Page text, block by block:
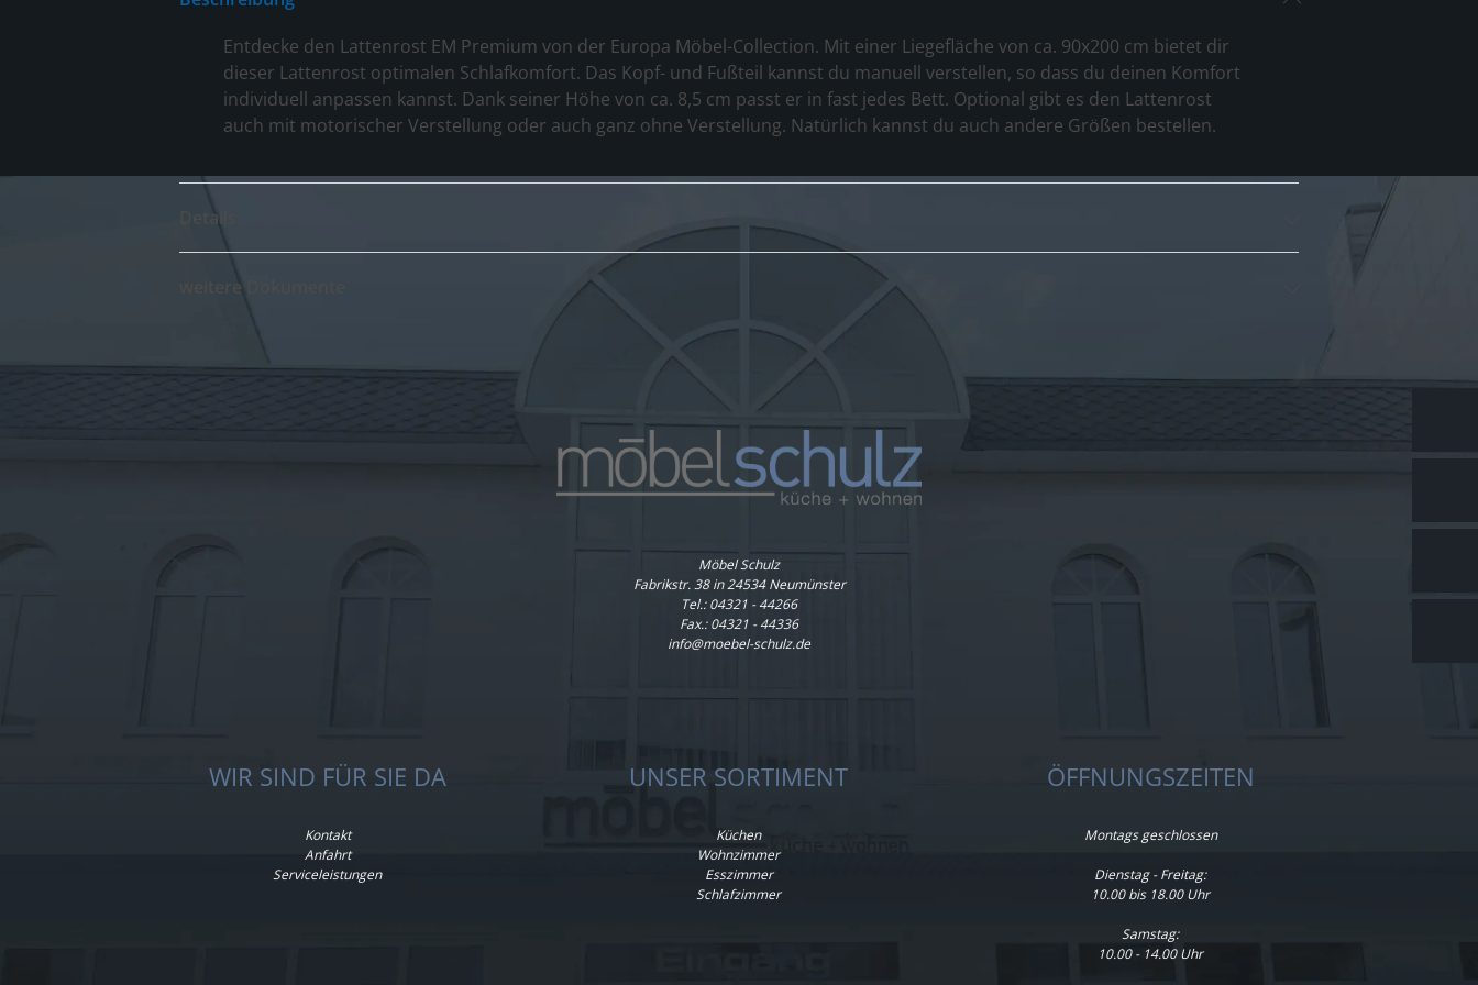
Entdecke den Lattenrost EM Premium von der Europa Möbel-Collection. Mit einer Liegefläche von ca. 90x200 cm bietet dir
dieser Lattenrost optimalen Schlafkomfort. Das Kopf- und Fußteil kannst du manuell verstellen, so dass du deinen Komfort
individuell anpassen kannst. Dank seiner Höhe von ca. 8,5 cm passt er in fast jedes Bett. Optional gibt es den Lattenrost
auch mit motorischer Verstellung oder auch ganz ohne Verstellung. Natürlich kannst du auch andere Größen bestellen.
Details
weitere Dokumente
Möbel Schulz
Fabrikstr. 38 in 24534 Neumünster
Tel.:04321 - 44266
Fax.: 04321 - 44336
info@moebel-schulz.de
WIR SIND FÜR SIE DA
Kontakt
Anfahrt
Serviceleistungen
UNSER SORTIMENT
Küchen
Wohnzimmer
Esszimmer
Schlafzimmer
ÖFFNUNGSZEITEN
Montags geschlossen
Dienstag - Freitag:
10.00 bis 18.00 Uhr
Samstag:
10.00 - 14.00 Uhr